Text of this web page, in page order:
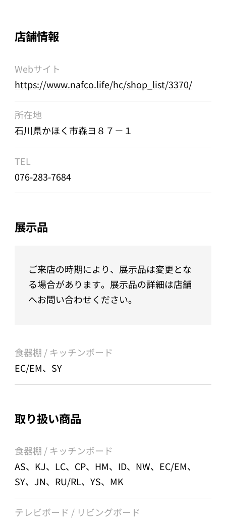
店舗情報
Webサイト
https://www.nafco.life/hc/shop_list/3370/
所在地
石川県かほく市森ヨ８７－１
TEL
076-283-7684
展示品
ご来店の時期により、展示品は変更とな
る場合があります。展示品の詳細は店舗
へお問い合わせください。
食器棚 / キッチンボード
EC/EM、SY
取り扱い商品
食器棚 / キッチンボード
AS、KJ、LC、CP、HM、ID、NW、EC/EM、
SY、JN、RU/RL、YS、MK
テレビボード / リビングボード